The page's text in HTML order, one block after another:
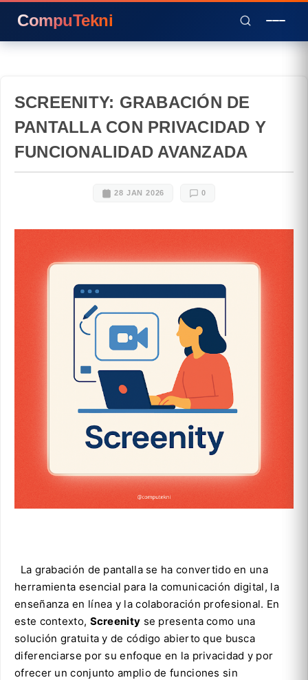
CompuTekni
SCREENITY: GRABACIÓN DE
PANTALLA CON PRIVACIDAD Y
FUNCIONALIDAD AVANZADA
28 JAN 2026 0
La grabación de pantalla se ha convertido en una
herramienta esencial para la comunicación digital, la
enseñanza en línea y la colaboración profesional. En
este contexto, Screenity se presenta como una
solución gratuita y de código abierto que busca
diferenciarse por su enfoque en la privacidad y por
ofrecer un conjunto amplio de funciones sin